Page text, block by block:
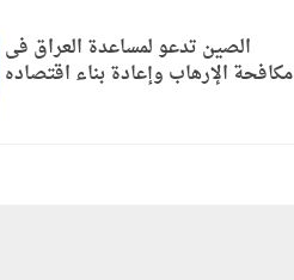
الصين تدعو لمساعدة العراق فى
مكافحة الإرهاب وإعادة بناء اقتصاده